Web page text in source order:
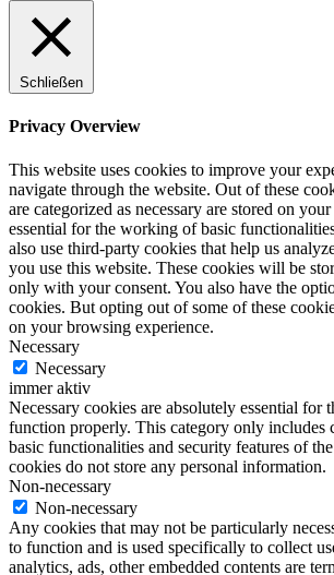
Schließen
Privacy Overview
This website uses cookies to improve your
navigate through the website. Out of these
are categorized as necessary are stored on
essential for the working of basic
also use third-party cookies that help us
you use this website. These cookies will be
only with your consent. You also have the
cookies. But opting out of some of these
on your browsing experience.
Necessary
Necessary
immer aktiv
Necessary cookies are absolutely essential for
function properly. This category only includes
basic functionalities and security features of
cookies do not store any personal information.
Non-necessary
Non-necessary
Any cookies that may not be particularly
to function and is used specifically to collect
analytics, ads, other embedded contents are